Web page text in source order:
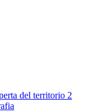
del territorio 2